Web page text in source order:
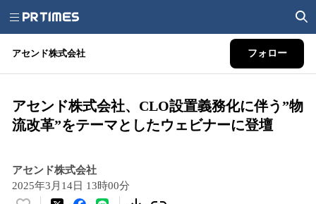
アセンド株式会社 フォロー
アセンド株式会社、CLO設置義務化に伴う”物
流改革”をテーマとしたウェビナーに登壇
アセンド株式会社
2025年3月14日 13時00分